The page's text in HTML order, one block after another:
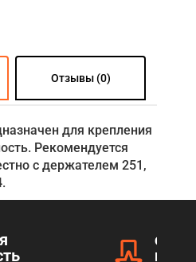
Отзывы (0)
для крепления
Рекомендуется
с держателем 251,